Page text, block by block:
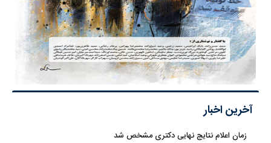
آخرین اخبار
زمان اعلام نتایج نهایی دکتری مشخص شد